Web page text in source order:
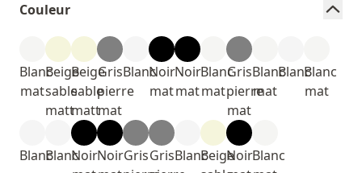
Couleur
Blanc
mat
Beige
sable
matt
Beige
sable
matt
Gris
pierre
mat
BlancNoir
mat
Noir
mat
Blanc
mat
Gris
pierre
mat
Blanc
mat
BlancBlanc
mat
BlancBlancNoirNoirGrisGrisBlancBeigeNoirBlanc